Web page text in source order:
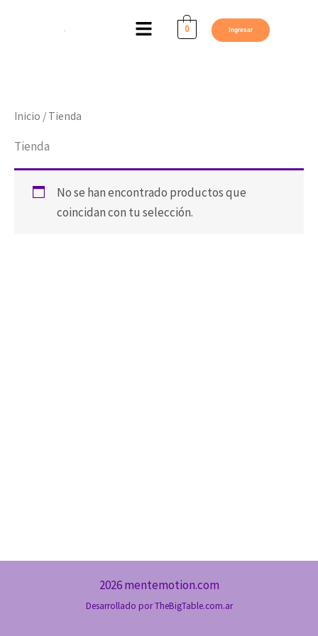
Menú 0 Ingresar
Inicio / Tienda
Tienda
No se han encontrado productos que
coincidan con tu selección.
2026 mentemotion.com
Desarrollado por TheBigTable.com.ar